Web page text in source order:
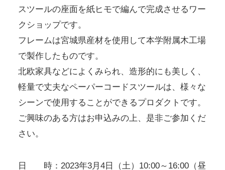
スツールの座面を紙ヒモで編んで完成させるワー
クショップです。
フレームは宮城県産材を使用して本学附属木工場
で製作したものです。
北欧家具などによくみられ、造形的にも美しく、
軽量で丈夫なペーパーコードスツールは、様々な
シーンで使用することができるプロダクトです。
ご興味のある方はお申込みの上、是非ご参加くだ
さい。
日 時：2023年3月4日（土）10:00～16:00（昼